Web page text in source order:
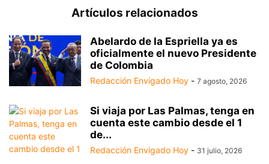
Artículos relacionados
Abelardo de la Espriella ya es
oficialmente el nuevo Presidente
de Colombia
Redacción Envigado Hoy - 7 agosto, 2026
Si viaja por Las Palmas, tenga en
cuenta este cambio desde el 1
de...
Redacción Envigado Hoy - 31 julio, 2026